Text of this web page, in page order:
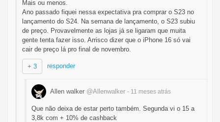
Mais ou menos.
Ano passado fiquei nessa expectativa pra comprar o S23 no
lançamento do S24. Na semana de lançamento, o S23 subiu
de preço. Provavelmente as lojas já se ligaram que muita
gente tenta fazer isso. Arrisco dizer que o iPhone 16 só vai
cair de preço lá pro final de novembro.
+ 3 responder
Allen walker @Allenwalker - 11 meses atrás
Que não deixa de estar perto também. Segunda vi o 15 a
3,8k com + 10% de cashback